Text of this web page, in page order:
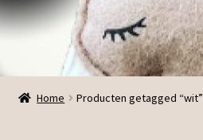
Ga
navigatie
Ga
de
inhoud
Menu
Home Producten getagged “wit”